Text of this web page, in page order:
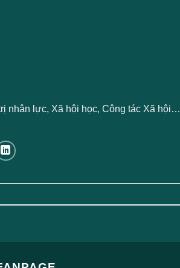
nhân lực, Xã hội học, Công tác Xã hội…